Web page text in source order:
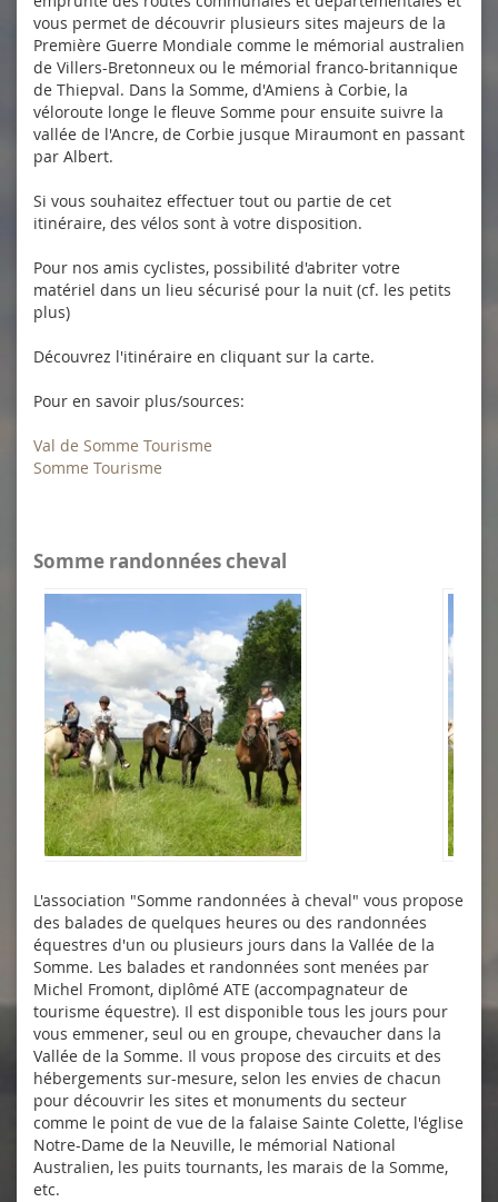
vous permet de découvrir plusieurs sites majeurs de la
Première Guerre Mondiale comme le mémorial australien
de Villers-Bretonneux ou le mémorial franco-britannique
de Thiepval. Dans la Somme, d'Amiens à Corbie, la
véloroute longe le fleuve Somme pour ensuite suivre la
vallée de l'Ancre, de Corbie jusque Miraumont en passant
par Albert.
Si vous souhaitez effectuer tout ou partie de cet
itinéraire, des vélos sont à votre disposition.
Pour nos amis cyclistes, possibilité d'abriter votre
matériel dans un lieu sécurisé pour la nuit (cf. les petits
plus)
Découvrez l'itinéraire en cliquant sur la carte.
Pour en savoir plus/sources:
Val de Somme Tourisme
Somme Tourisme
Somme randonnées cheval
L'association "Somme randonnées à cheval" vous propose
des balades de quelques heures ou des randonnées
équestres d'un ou plusieurs jours dans la Vallée de la
Somme. Les balades et randonnées sont menées par
Michel Fromont, diplômé ATE (accompagnateur de
tourisme équestre). Il est disponible tous les jours pour
vous emmener, seul ou en groupe, chevaucher dans la
Vallée de la Somme. Il vous propose des circuits et des
hébergements sur-mesure, selon les envies de chacun
pour découvrir les sites et monuments du secteur
comme le point de vue de la falaise Sainte Colette, l'église
Notre-Dame de la Neuville, le mémorial National
Australien, les puits tournants, les marais de la Somme,
etc.